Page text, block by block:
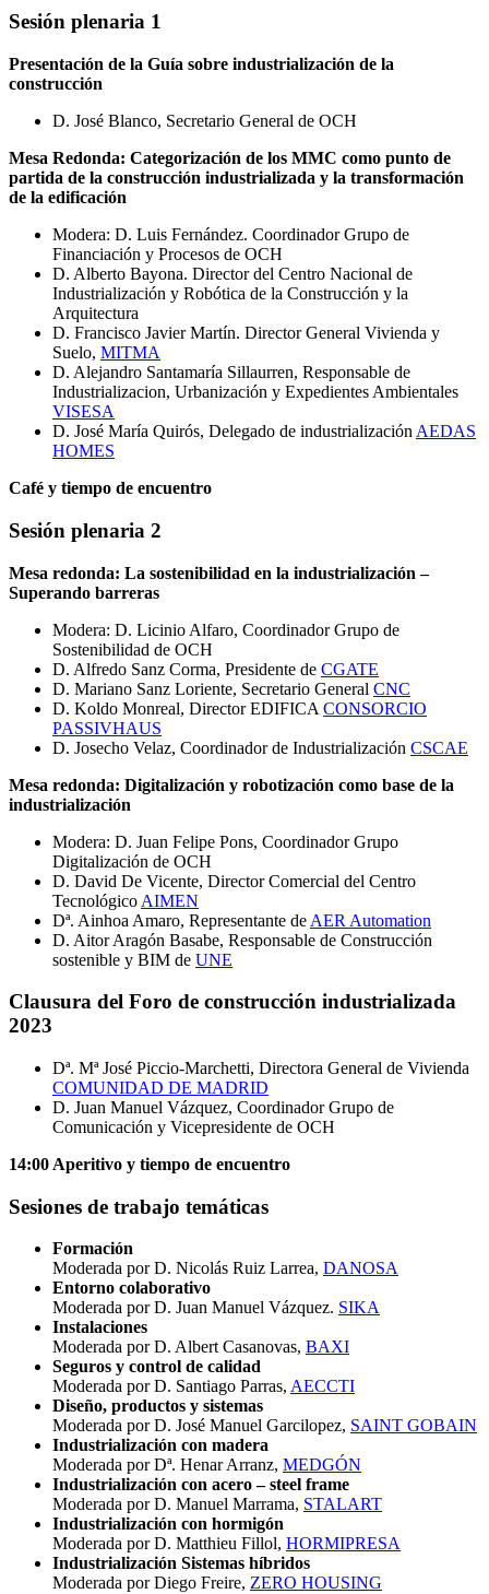
Sesión plenaria 1
Presentación de la Guía sobre industrialización de la
construcción
D. José Blanco, Secretario General de OCH
Mesa Redonda: Categorización de los MMC como punto de
partida de la construcción industrializada y la transformación
de la edificación
Modera: D. Luis Fernández. Coordinador Grupo de
Financiación y Procesos de OCH
D. Alberto Bayona. Director del Centro Nacional de
Industrialización y Robótica de la Construcción y la
Arquitectura
D. Francisco Javier Martín. Director General Vivienda y
Suelo, MITMA
D. Alejandro Santamaría Sillaurren, Responsable de
Industrializacion, Urbanización y Expedientes Ambientales
VISESA
D. José María Quirós, Delegado de industrialización AEDAS
HOMES
Café y tiempo de encuentro
Sesión plenaria 2
Mesa redonda: La sostenibilidad en la industrialización –
Superando barreras
Modera: D. Licinio Alfaro, Coordinador Grupo de
Sostenibilidad de OCH
D. Alfredo Sanz Corma, Presidente de CGATE
D. Mariano Sanz Loriente, Secretario General CNC
D. Koldo Monreal, Director EDIFICA CONSORCIO
PASSIVHAUS
D. Josecho Velaz, Coordinador de Industrialización CSCAE
Mesa redonda: Digitalización y robotización como base de la
industrialización
Modera: D. Juan Felipe Pons, Coordinador Grupo
Digitalización de OCH
D. David De Vicente, Director Comercial del Centro
Tecnológico AIMEN
Dª. Ainhoa Amaro, Representante de AER Automation
D. Aitor Aragón Basabe, Responsable de Construcción
sostenible y BIM de UNE
Clausura del Foro de construcción industrializada
2023
Dª. Mª José Piccio-Marchetti, Directora General de Vivienda
COMUNIDAD DE MADRID
D. Juan Manuel Vázquez, Coordinador Grupo de
Comunicación y Vicepresidente de OCH
14:00 Aperitivo y tiempo de encuentro
Sesiones de trabajo temáticas
Formación
Moderada por D. Nicolás Ruiz Larrea, DANOSA
Entorno colaborativo
Moderada por D. Juan Manuel Vázquez. SIKA
Instalaciones
Moderada por D. Albert Casanovas, BAXI
Seguros y control de calidad
Moderada por D. Santiago Parras, AECCTI
Diseño, productos y sistemas
Moderada por D. José Manuel Garcilopez, SAINT GOBAIN
Industrialización con madera
Moderada por Dª. Henar Arranz, MEDGÓN
Industrialización con acero – steel frame
Moderada por D. Manuel Marrama, STALART
Industrialización con hormigón
Moderada por D. Matthieu Fillol, HORMIPRESA
Industrialización Sistemas híbridos
Moderada por Diego Freire, ZERO HOUSING